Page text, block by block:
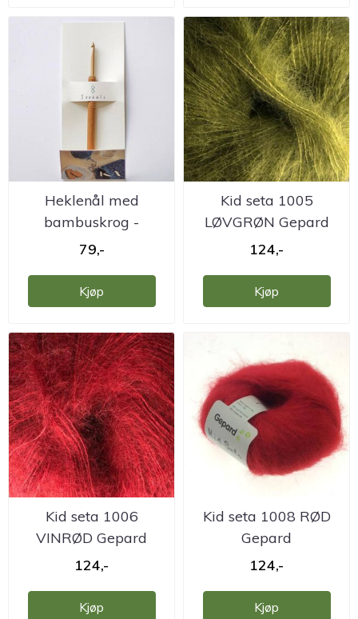
Heklenål med
bambuskrog -
Koshitsu
79,-
Kjøp
Kid seta 1005
LØVGRØN Gepard
124,-
Kjøp
Kid seta 1006
VINRØD Gepard
124,-
Kjøp
Kid seta 1008 RØD
Gepard
124,-
Kjøp